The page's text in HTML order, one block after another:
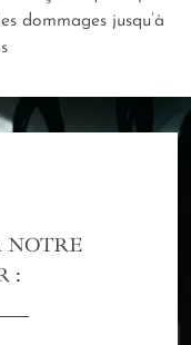
dommages jusqu’à
NOTRE
: